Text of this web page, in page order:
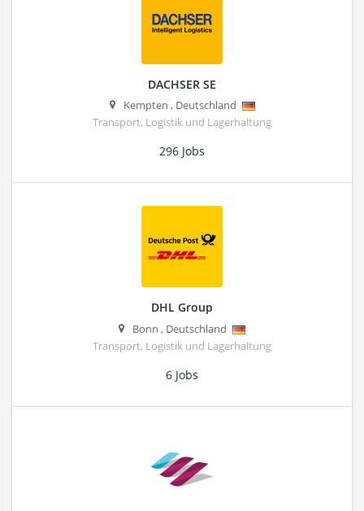
DACHSER SE
Kempten , Deutschland
Transport, Logistik und Lagerhaltung
296 Jobs
DHL Group
Bonn , Deutschland
Transport, Logistik und Lagerhaltung
6 Jobs